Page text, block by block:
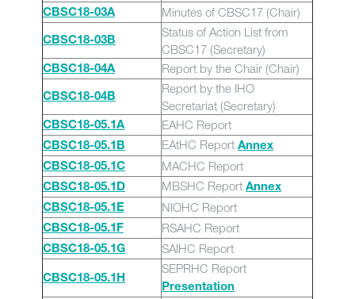
CBSC18-03A Minutes of CBSC17 (Chair)
CBSC18-03B
Status of Action List from
CBSC17 (Secretary)
CBSC18-04A Report by the Chair (Chair)
CBSC18-04B
Report by the IHO
Secretariat (Secretary)
CBSC18-05.1A EAHC Report
CBSC18-05.1B EAtHC Report Annex
CBSC18-05.1C
MACHC Report
CBSC18-05.1D MBSHC Report Annex
CBSC18-05.1E
NIOHC Report
CBSC18-05.1F RSAHC Report
CBSC18-05.1G SAIHC Report
CBSC18-05.1H
SEPRHC Report
Presentation